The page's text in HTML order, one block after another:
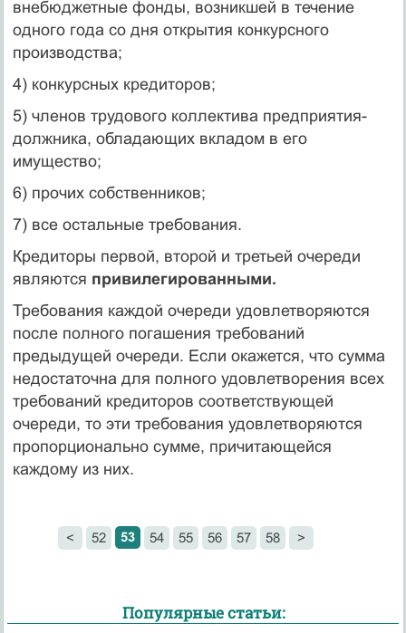
внебюджетные фонды, возникшей в течение
одного года со дня открытия конкурсного
производства;
4) конкурсных кредиторов;
5) членов трудового коллектива предприятия-
должника, обладающих вкладом в его
имущество;
6) прочих собственников;
7) все остальные требования.
Кредиторы первой, второй и третьей очереди
являются привилегированными.
Требования каждой очереди удовлетворяются
после полного погашения требований
предыдущей очереди. Если окажется, что сумма
недостаточна для полного удовлетворения всех
требований кредиторов соответствующей
очереди, то эти требования удовлетворяются
пропорционально сумме, причитающейся
каждому из них.
< 52 53 54 55 56 57 58 >
Популярные статьи: